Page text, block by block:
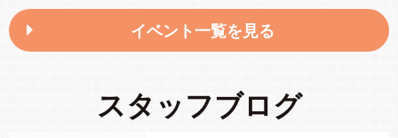
イベント一覧を見る
スタッフブログ